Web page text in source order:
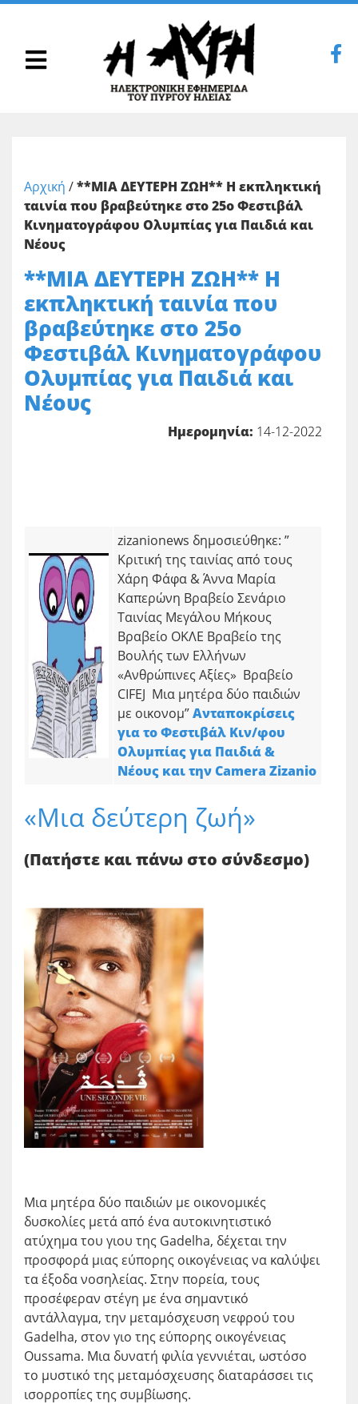
Αρχική /**ΜΙΑ ΔΕΥΤΕΡΗ ΖΩΗ** Η εκπληκτική
ταινία που βραβεύτηκε στο 25ο Φεστιβάλ
Κινηματογράφου Ολυμπίας για Παιδιά και
Νέους
**ΜΙΑ ΔΕΥΤΕΡΗ ΖΩΗ** Η
εκπληκτική ταινία που
βραβεύτηκε στο 25ο
Φεστιβάλ Κινηματογράφου
Ολυμπίας για Παιδιά και
Νέους
Ημερομηνία: 14-12-2022
zizanionews δημοσιεύθηκε: ”
Κριτική της ταινίας από τους
Χάρη Φάφα & Άννα Μαρία
Καπερώνη Βραβείο Σενάριο
Ταινίας Μεγάλου Μήκους
Βραβείο ΟΚΛΕ Βραβείο της
Βουλής των Ελλήνων
«Ανθρώπινες Αξίες» Βραβείο
CIFEJ Μια μητέρα δύο παιδιών
με οικονομ”Aνταποκρίσεις
για το Φεστιβάλ Κιν/φου
Ολυμπίας για Παιδιά &
Νέους και την Camera Zizanio
«Μια δεύτερη ζωή»
(Πατήστε και πάνω στο σύνδεσμο)
Μια μητέρα δύο παιδιών με οικονομικές
δυσκολίες μετά από ένα αυτοκινητιστικό
ατύχημα του γιου της Gadelha, δέχεται την
προσφορά μιας εύπορης οικογένειας να καλύψει
τα έξοδα νοσηλείας. Στην πορεία, τους
προσέφεραν στέγη με ένα σημαντικό
αντάλλαγμα, την μεταμόσχευση νεφρού του
Gadelha, στον γιο της εύπορης οικογένειας
Oussama. Μια δυνατή φιλία γεννιέται, ωστόσο
το μυστικό της μεταμόσχευσης διαταράσσει τις
ισορροπίες της συμβίωσης.